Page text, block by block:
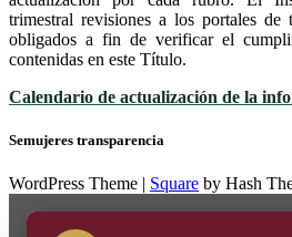
trimestral revisiones a los portales de
obligados a fin de verificar el
contenidas en este Título.
Calendario de actualización de la
Semujeres transparencia
WordPress Theme | Square by Hash